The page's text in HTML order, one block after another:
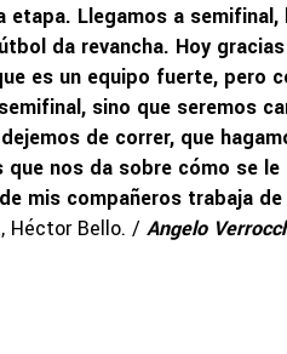
Llegamos a
da revancha. Hoy
es un equipo fuerte, pero
sino que seremos
de correr, que
nos da sobre cómo se
mis compañeros trabaja
Héctor Bello. / Angelo